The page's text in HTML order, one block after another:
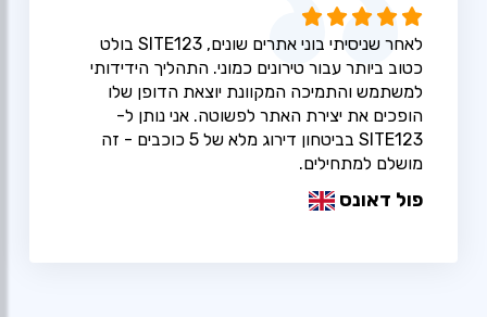
לאחר שניסיתי בוני אתרים שונים, SITE123 בולט
כטוב ביותר עבור טירונים כמוני. התהליך הידידותי
למשתמש והתמיכה המקוונת יוצאת הדופן שלו
הופכים את יצירת האתר לפשוטה. אני נותן ל-
SITE123 בביטחון דירוג מלא של 5 כוכבים - זה
מושלם למתחילים.
פול דאונס